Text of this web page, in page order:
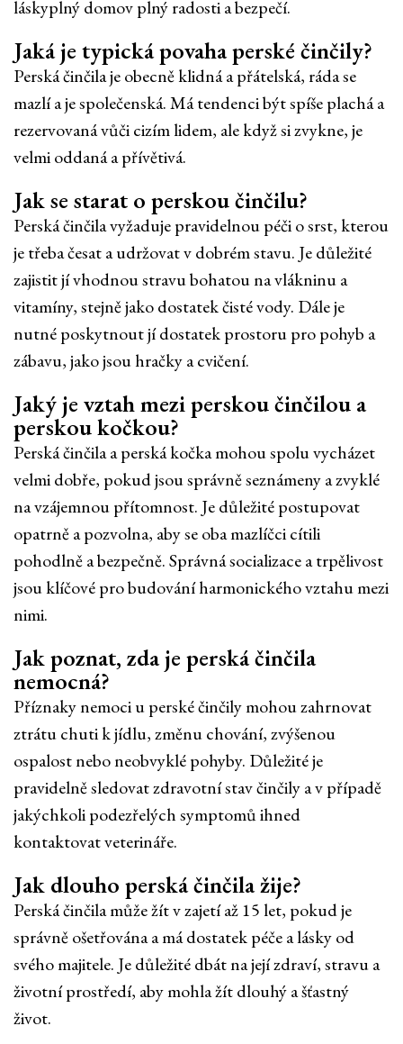
láskyplný domov plný radosti a bezpečí.
Jaká je typická povaha perské činčily?
Perská činčila je obecně klidná a přátelská, ráda se
mazlí a je společenská. Má tendenci být spíše plachá a
rezervovaná vůči cizím lidem, ale když si zvykne, je
velmi oddaná a přívětivá.
Jak se starat o perskou činčilu?
Perská činčila vyžaduje pravidelnou péči o srst, kterou
je třeba česat a udržovat v dobrém stavu. Je důležité
zajistit jí vhodnou stravu bohatou na vlákninu a
vitamíny, stejně jako dostatek čisté vody. Dále je
nutné poskytnout jí dostatek prostoru pro pohyb a
zábavu, jako jsou hračky a cvičení.
Jaký je vztah mezi perskou činčilou a
perskou kočkou?
Perská činčila a perská kočka mohou spolu vycházet
velmi dobře, pokud jsou správně seznámeny a zvyklé
na vzájemnou přítomnost. Je důležité postupovat
opatrně a pozvolna, aby se oba mazlíčci cítili
pohodlně a bezpečně. Správná socializace a trpělivost
jsou klíčové pro budování harmonického vztahu mezi
nimi.
Jak poznat, zda je perská činčila
nemocná?
Příznaky nemoci u perské činčily mohou zahrnovat
ztrátu chuti k jídlu, změnu chování, zvýšenou
ospalost nebo neobvyklé pohyby. Důležité je
pravidelně sledovat zdravotní stav činčily a v případě
jakýchkoli podezřelých symptomů ihned
kontaktovat veterináře.
Jak dlouho perská činčila žije?
Perská činčila může žít v zajetí až 15 let, pokud je
správně ošetřována a má dostatek péče a lásky od
svého majitele. Je důležité dbát na její zdraví, stravu a
životní prostředí, aby mohla žít dlouhý a šťastný
život.